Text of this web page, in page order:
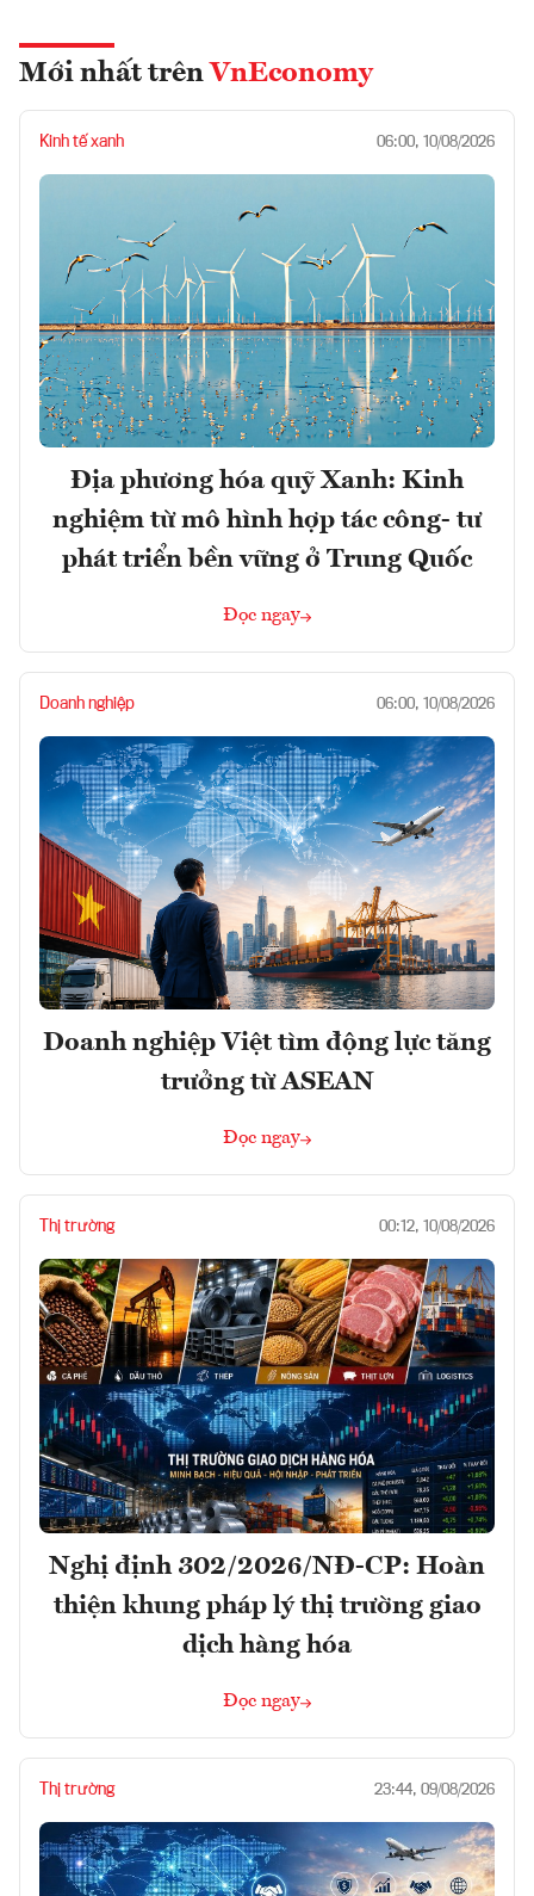
Mới nhất trên VnEconomy
Kinh tế xanh 06:00, 10/08/2026
Địa phương hóa quỹ Xanh: Kinh
nghiệm từ mô hình hợp tác công- tư
phát triển bền vững ở Trung Quốc
Đọc ngay
Doanh nghiệp 06:00, 10/08/2026
Doanh nghiệp Việt tìm động lực tăng
trưởng từ ASEAN
Đọc ngay
Thị trường 00:12, 10/08/2026
Nghị định 302/2026/NĐ-CP: Hoàn
thiện khung pháp lý thị trường giao
dịch hàng hóa
Đọc ngay
Thị trường 23:44, 09/08/2026